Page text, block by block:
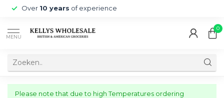
Over 10 years of experience
MENU
0
Please note that due to high Temperatures ordering